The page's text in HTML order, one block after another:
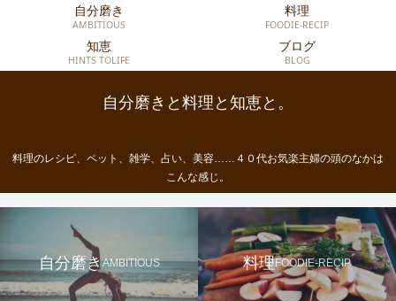
自分磨きと料理と知恵と。
料理のレシピ、ペット、雑学、占い、美容……４０代お気楽主婦の頭のなかは
こんな感じ。
自分磨き
AMBITIOUS
料理
FOODIE-RECIP
知恵
HINTS TOLIFE
ブログ
BLOG
自分磨きAMBITIOUS 料理FOODIE-RECIP